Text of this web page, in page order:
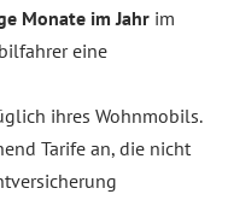
Monate im Jahr im
eine
ihres Wohnmobils.
Tarife an, die nicht